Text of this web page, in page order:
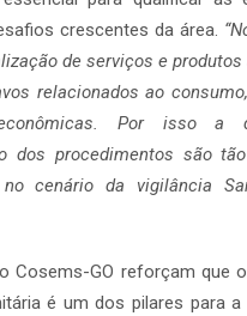
crescentes da área.
de serviços e produtos
relacionados ao
Por isso a
dos procedimentos são
no cenário da vigilância
Cosems-GO reforçam que
é um dos pilares para